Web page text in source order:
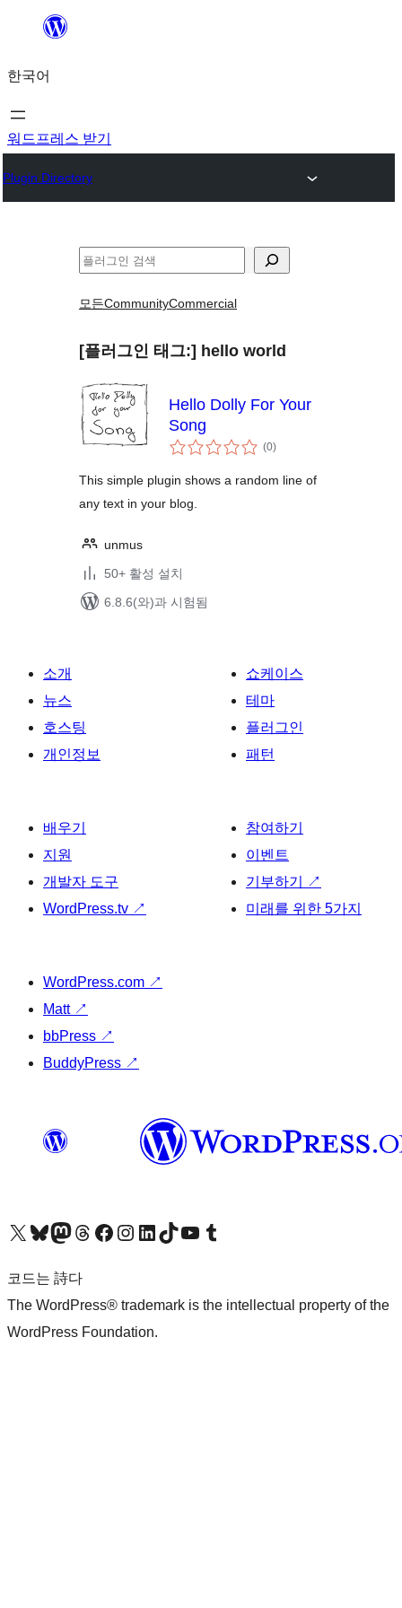
츠
로
바
가
한국어
워드프레스 받기
Plugin Directory
검
모든CommunityCommercial
[플러그인 태그:] hello world
Hello Dolly For Your
Song
(0전
체)
This simple plugin shows a random line of
any text in your blog.
unmus
50+ 활성 설치
6.8.6(와)과 시험됨
소개
뉴스
호스팅
개인정보
쇼케이스
테마
플러그인
패턴
배우기
지원
개발자 도구
WordPress.tv ↗
참여하기
이벤트
기부하기
↗
미래를 위한 5가지
WordPress.com ↗
Matt ↗
bbPress ↗
BuddyPress ↗
X(이전 트위터) 계정 방문하기블루스카이 계정 방문하기마스토돈 계정 방문하기스레드 계정 방문하기 페이스북 페이지 방문하기인스타그램 계정 방문하기 LinkedIn 계정 방문하기틱톡 계정 방문하기유튜브 채널 방문하기 텀블러 계정 방문하기
코드는 詩다
The WordPress® trademark is the intellectual property of the
WordPress Foundation.